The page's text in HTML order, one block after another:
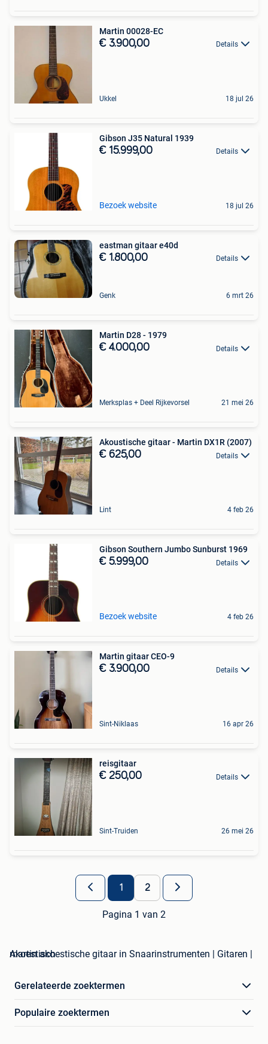
Martin 00028-EC
€ 3.900,00 Details
Ukkel 18 jul 26
Gibson J35 Natural 1939
€ 15.999,00 Details
Bezoek website 18 jul 26
eastman gitaar e40d
€ 1.800,00 Details
Genk 6 mrt 26
Martin D28 - 1979
€ 4.000,00 Details
Merksplas + Deel Rijkevorsel 21 mei 26
Akoustische gitaar - Martin DX1R (2007)
€ 625,00 Details
Lint 4 feb 26
Gibson Southern Jumbo Sunburst 1969
€ 5.999,00 Details
Bezoek website 4 feb 26
Martin gitaar CEO-9
€ 3.900,00 Details
Sint-Niklaas 16 apr 26
reisgitaar
€ 250,00 Details
Sint-Truiden 26 mei 26
1 2
Pagina 1 van 2
martin akoestische gitaar in Snaarinstrumenten | Gitaren | Akoestisch
Gerelateerde zoektermen
Populaire zoektermen